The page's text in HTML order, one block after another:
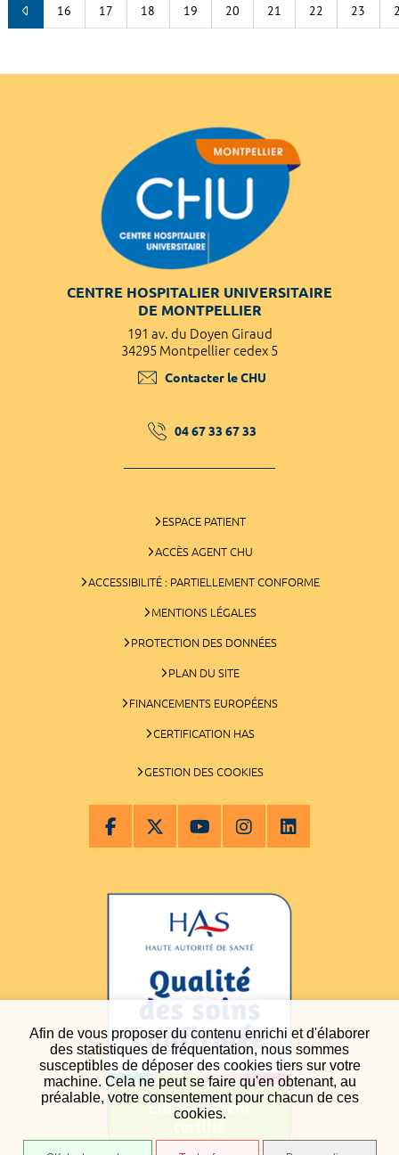
Afin de vous proposer du contenu enrichi et d'élaborer
des statistiques de fréquentation, nous sommes
susceptibles de déposer des cookies tiers sur votre
machine. Cela ne peut se faire qu'en obtenant, au
préalable, votre consentement pour chacun de ces
cookies.
16 17 18 19 20 21 22 23
CENTRE HOSPITALIER UNIVERSITAIRE
DE MONTPELLIER
191 av. du Doyen Giraud
34295 Montpellier cedex 5
Contacter le CHU
04 67 33 67 33
ESPACE PATIENT
ACCÈS AGENT CHU
ACCESSIBILITÉ : PARTIELLEMENT CONFORME
MENTIONS LÉGALES
PROTECTION DES DONNÉES
PLAN DU SITE
FINANCEMENTS EUROPÉENS
CERTIFICATION HAS
GESTION DES COOKIES